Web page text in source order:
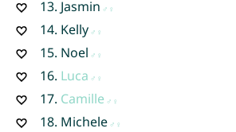
13. Jasmin
14. Kelly
15. Noel
16. Luca
17. Camille
18. Michele